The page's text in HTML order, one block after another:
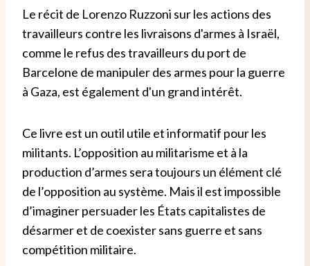
Le récit de Lorenzo Ruzzoni sur les actions des
travailleurs contre les livraisons d'armes à Israël,
comme le refus des travailleurs du port de
Barcelone de manipuler des armes pour la guerre
à Gaza, est également d'un grand intérêt.
Ce livre est un outil utile et informatif pour les
militants. L’opposition au militarisme et à la
production d’armes sera toujours un élément clé
de l’opposition au système. Mais il est impossible
d’imaginer persuader les États capitalistes de
désarmer et de coexister sans guerre et sans
compétition militaire.